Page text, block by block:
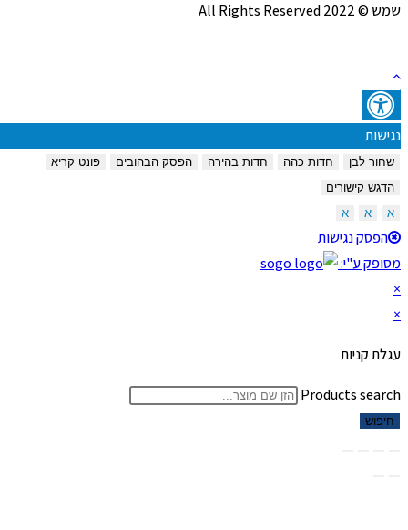
שמש © 2022 All Rights Reserved
נגישות
שחור לבן חדות כהה חדות בהירה הפסק הבהובים
פונט קריא
הדגש קישורים
הפסק נגישות
מסופק ע"י:
עגלת קניות
Products search
חיפוש